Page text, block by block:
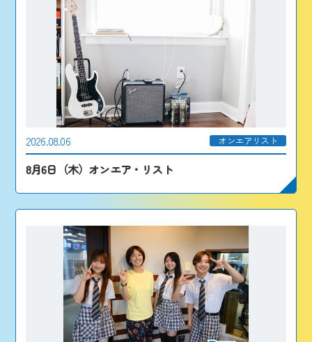
2026.08.06 オンエアリスト
8月6日（木）オンエア・リスト